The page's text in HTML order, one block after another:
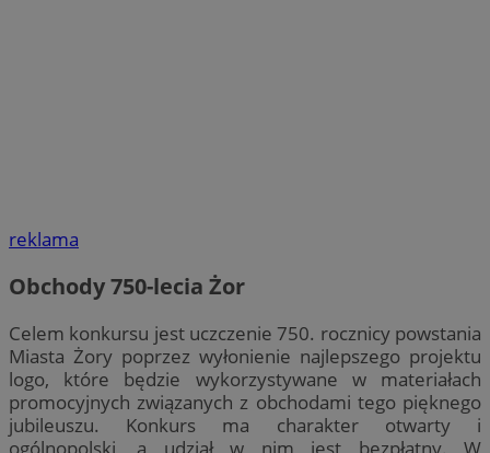
reklama
Obchody 750-lecia Żor
Celem konkursu jest uczczenie 750. rocznicy powstania
Miasta Żory poprzez wyłonienie najlepszego projektu
logo, które będzie wykorzystywane w materiałach
promocyjnych związanych z obchodami tego pięknego
jubileuszu. Konkurs ma charakter otwarty i